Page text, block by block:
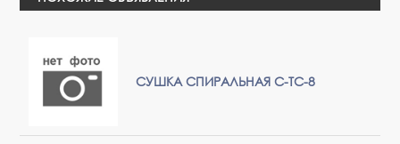
СУШКА СПИРАЛЬНАЯ С-ТС-8